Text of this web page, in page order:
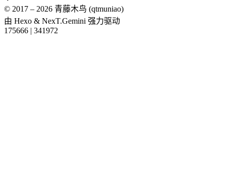
© 2017 – 2026 青藤木鸟 (qtmuniao)
由 Hexo & NexT.Gemini 强力驱动
175666 | 341972